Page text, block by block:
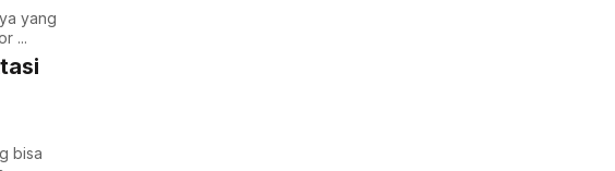
yang
...
bisa